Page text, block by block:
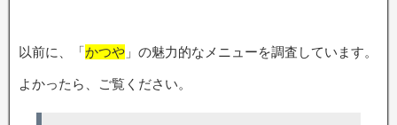
以前に、「かつや 」の魅力的なメニューを調査しています。
よかったら、ご覧ください。